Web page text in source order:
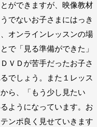
ができますが、映像教材
でないお子さまにはっき
オンラインレッスンの場
で「見る準備ができた」
ＶＤが苦手だったお子さ
でしょう。また１レッス
ら、「もう少し見たい
ようになっています。お
ンポ良く見せていきます